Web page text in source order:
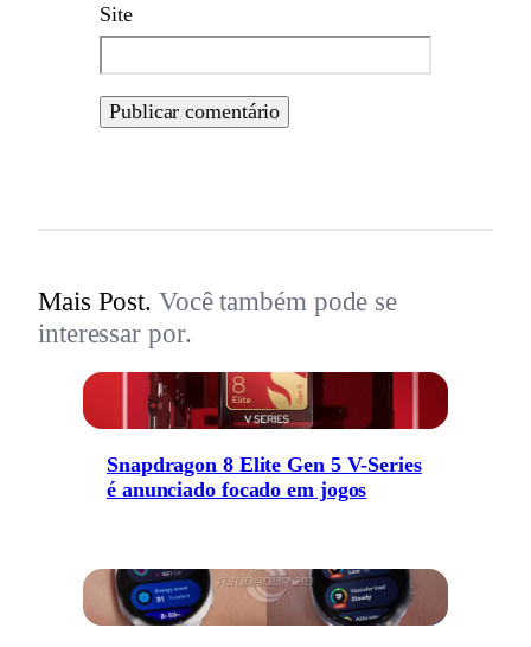
Site
Mais Post. Você também pode se
interessar por.
Snapdragon 8 Elite Gen 5 V-Series
é anunciado focado em jogos